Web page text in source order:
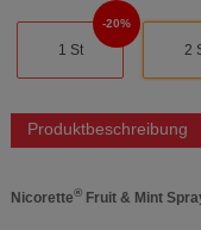
1 St
20%
2
Produktbeschreibung
Nicorette®Fruit & Mint